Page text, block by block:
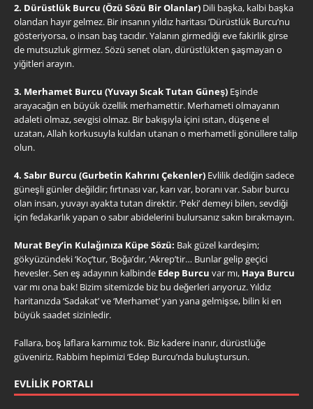
2. Dürüstlük Burcu (Özü Sözü Bir Olanlar) Dili başka, kalbi başka
olandan hayır gelmez. Bir insanın yıldız haritası ‘Dürüstlük Burcu’nu
gösteriyorsa, o insan baş tacıdır. Yalanın girmediği eve fakirlik girse
de mutsuzluk girmez. Sözü senet olan, dürüstlükten şaşmayan o
yiğitleri arayın.
3. Merhamet Burcu (Yuvayı Sıcak Tutan Güneş) Eşinde
arayacağın en büyük özellik merhamettir. Merhameti olmayanın
adaleti olmaz, sevgisi olmaz. Bir bakışıyla içini ısıtan, düşene el
uzatan, Allah korkusuyla kuldan utanan o merhametli gönüllere talip
olun.
4. Sabır Burcu (Gurbetin Kahrını Çekenler) Evlilik dediğin sadece
güneşli günler değildir; fırtınası var, karı var, boranı var. Sabır burcu
olan insan, yuvayı ayakta tutan direktir. ‘Peki’ demeyi bilen, sevdiği
için fedakarlık yapan o sabır abidelerini bulursanız sakın bırakmayın.
Murat Bey’in Kulağınıza Küpe Sözü: Bak güzel kardeşim;
gökyüzündeki ‘Koç’tur, ‘Boğa’dır, ‘Akrep’tir… Bunlar gelip geçici
hevesler. Sen eş adayının kalbinde Edep Burcu var mı, Haya Burcu
var mı ona bak! Bizim sitemizde biz bu değerleri arıyoruz. Yıldız
haritanızda ‘Sadakat’ ve ‘Merhamet’ yan yana gelmişse, bilin ki en
büyük saadet sizinledir.
Fallara, boş laflara karnımız tok. Biz kadere inanır, dürüstlüğe
güveniriz. Rabbim hepimizi ‘Edep Burcu’nda buluştursun.
EVLILIK PORTALI